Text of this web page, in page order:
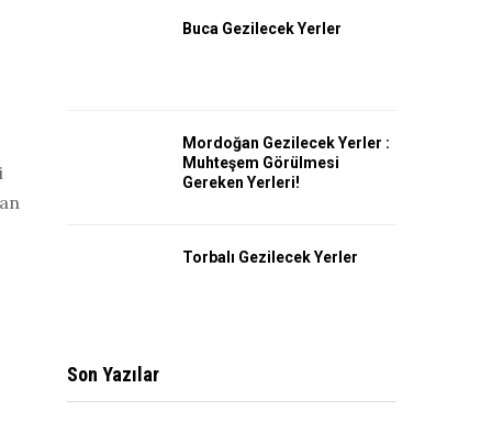
Buca Gezilecek Yerler
Mordoğan Gezilecek Yerler :
Muhteşem Görülmesi
Gereken Yerleri!
Torbalı Gezilecek Yerler
Son Yazılar